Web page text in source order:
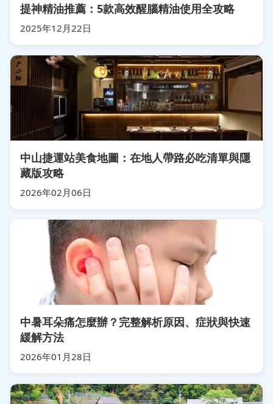
提神精油推薦：5款高效醒腦精油使用全攻略
2025年12月22日
中山捷運站美食地圖：在地人帶路必吃清單與隱
藏版攻略
2026年02月06日
中暑耳朵痛怎麼辦？完整解析原因、症狀與快速
緩解方法
2026年01月28日